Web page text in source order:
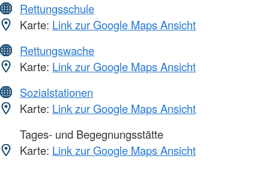
Rettungsschule
Karte: Link zur Google Maps Ansicht
Rettungswache
Karte: Link zur Google Maps Ansicht
Sozialstationen
Karte: Link zur Google Maps Ansicht
Tages- und Begegnungsstätte
Karte: Link zur Google Maps Ansicht